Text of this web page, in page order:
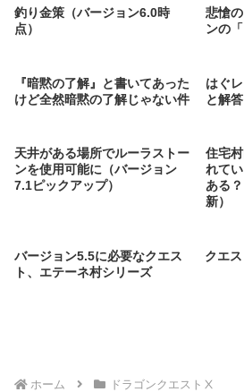
釣り金策（バージョン6.0時
点）
悲愴
ンの
『暗黙の了解』と書いてあった
けど全然暗黙の了解じゃない件
はぐ
と解答
天井がある場所でルーラストー
ンを使用可能に（バージョン
7.1ピックアップ）
住宅
れて
ある
新）
バージョン5.5に必要なクエス
ト、エテーネ村シリーズ
クエ
ホーム ドラゴンクエストⅩ